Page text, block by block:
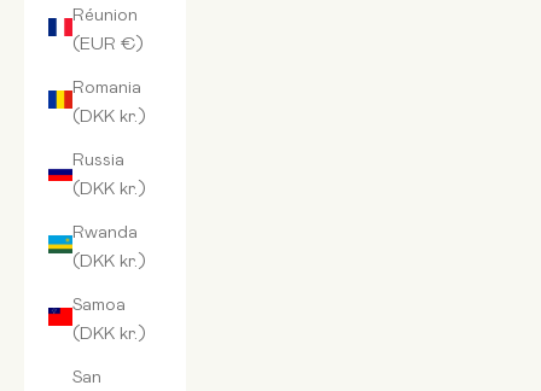
Réunion
(EUR €)
Romania
(DKK kr.)
Russia
(DKK kr.)
Rwanda
(DKK kr.)
Samoa
(DKK kr.)
San